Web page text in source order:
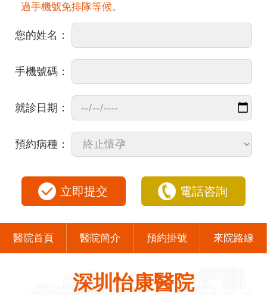
過手機號免排隊等候。
您的姓名：
手機號碼：
就診日期：
預約病種：
立即提交 電話咨詢
醫院首頁 醫院簡介 預約掛號 來院路線
深圳怡康醫院